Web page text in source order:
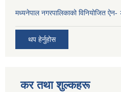
मध्यनेपाल नगरपालिकाको विनियोजित
थप हेर्नुहोस
कर तथा शुल्कहरू